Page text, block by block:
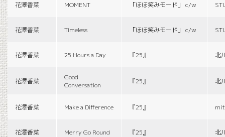
花澤香菜 MOMENT 「ほほ笑みモード」 c/w
花澤香菜 Timeless 「ほほ笑みモード」 c/w
花澤香菜 25 Hours a Day 『25』 北
花澤香菜
Good
Conversation
『25』 北
花澤香菜 Make a Difference 『25』
花澤香菜 Merry Go Round 『25』 北